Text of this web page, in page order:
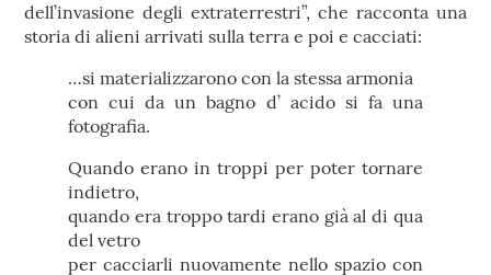
dell’invasione degli extraterrestri”, che racconta una
storia di alieni arrivati sulla terra e poi e cacciati:
…si materializzarono con la stessa armonia
con cui da un bagno d’ acido si fa una
fotografia.
Quando erano in troppi per poter tornare
indietro,
quando era troppo tardi erano già al di qua
del vetro
per cacciarli nuovamente nello spazio con